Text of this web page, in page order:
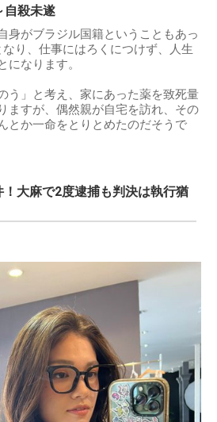
殺未遂
身がブラジル国籍ということもあっ
り、仕事にはろくにつけず、人生
になります。
う」と考え、家にあった薬を致死量
ますが、偶然親が自宅を訪れ、その
とか一命をとりとめたのだそうで
大麻で2度逮捕も判決は執行猶